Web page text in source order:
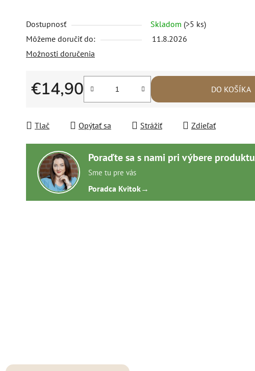
Dostupnosť Skladom (>5 ks)
Môžeme doručiť do:
11.8.2026
Možnosti doručenia
€14,90
Jednotková cena:
DO KOŠÍKA
Tlač Opýtať sa Strážiť Zdieľať
Poraďte sa s nami pri výbere produktu
Sme tu pre vás
Poradca Kvitok→